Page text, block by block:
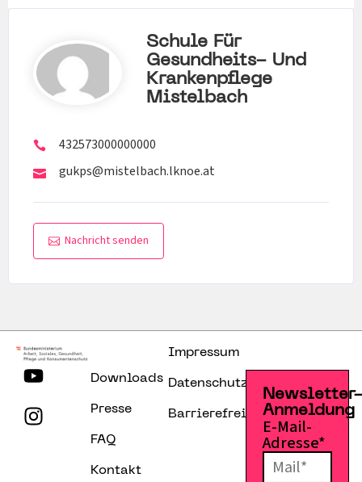
Schule Für
Gesundheits- Und
Krankenpflege
Mistelbach
432573000000000
gukps@mistelbach.lknoe.at
Nachricht senden
Downloads
Presse
FAQ
Kontakt
Impressum
Datenschutzerklärung
Barrierefreiheitserklärung
Anmeldung
E-Mail-
Adresse*